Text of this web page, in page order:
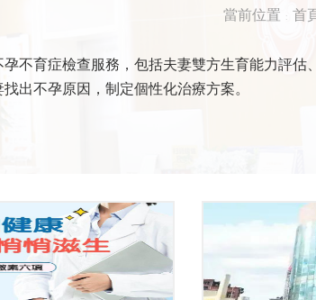
當前位置 首
不育症檢查服務，包括夫妻雙方生育能力評
出不孕原因，制定個性化治療方案。